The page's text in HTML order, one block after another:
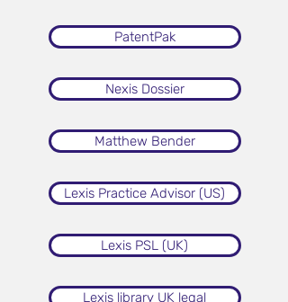
PatentPak
Nexis Dossier
Matthew Bender
Lexis Practice Advisor (US)
Lexis PSL (UK)
Lexis library UK legal